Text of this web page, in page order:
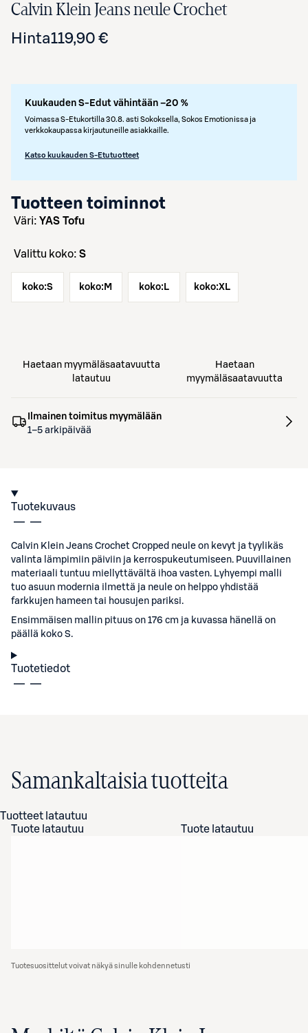
Calvin Klein Jeans neule Crochet
Hinta119,90 €
Kuukauden S-Edut vähintään –20 %
Voimassa S-Etukortilla 30.8. asti Sokoksella, Sokos Emotionissa ja
verkkokaupassa kirjautuneille asiakkaille.
Katso kuukauden S-Etutuotteet
Tuotteen toiminnot
väri: YAS Tofu
Valittu koko: S
koko:S koko: M koko: L koko:XL
Haetaan myymäläsaatavuutta
latautuu
Haetaan
myymäläsaatavuutta
Ilmainen toimitus myymälään
1–5 arkipäivää
Tuotekuvaus
Calvin Klein Jeans Crochet Cropped neule on kevyt ja tyylikäs
valinta lämpimiin päiviin ja kerrospukeutumiseen. Puuvillainen
materiaali tuntuu miellyttävältä ihoa vasten. Lyhyempi malli
tuo asuun modernia ilmettä ja neule on helppo yhdistää
farkkujen hameen tai housujen pariksi.
Ensimmäisen mallin pituus on 176 cm ja kuvassa hänellä on
päällä koko S.
Tuotetiedot
Samankaltaisia tuotteita
Tuotteet latautuu
Tuote latautuu
Tuote latautuu
Tuotesuosittelut voivat näkyä sinulle kohdennetusti